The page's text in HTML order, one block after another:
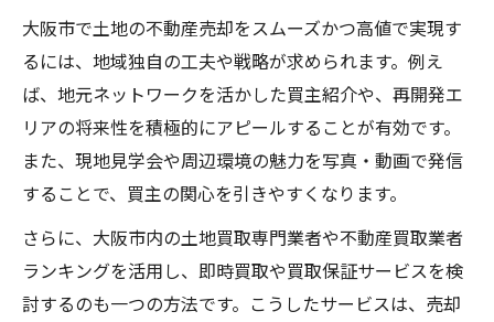
大阪市で土地の不動産売却をスムーズかつ高値で実現す
るには、地域独自の工夫や戦略が求められます。例え
ば、地元ネットワークを活かした買主紹介や、再開発エ
リアの将来性を積極的にアピールすることが有効です。
また、現地見学会や周辺環境の魅力を写真・動画で発信
することで、買主の関心を引きやすくなります。
さらに、大阪市内の土地買取専門業者や不動産買取業者
ランキングを活用し、即時買取や買取保証サービスを検
討するのも一つの方法です。こうしたサービスは、売却